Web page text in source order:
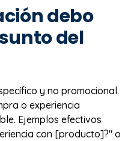
debo
del
y no promocional.
o experiencia
Ejemplos efectivos
con [producto]?" o